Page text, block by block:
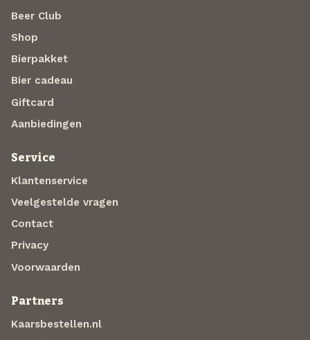
Beer Club
Shop
Bierpakket
Bier cadeau
Giftcard
Aanbiedingen
Service
Klantenservice
Veelgestelde vragen
Contact
Privacy
Voorwaarden
Partners
Kaarsbestellen.nl